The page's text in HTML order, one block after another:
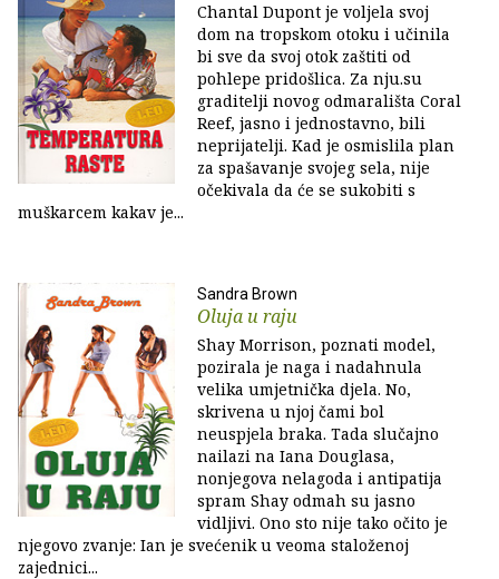
Chantal Dupont je voljela svoj
dom na tropskom otoku i učinila
bi sve da svoj otok zaštiti od
pohlepe pridošlica. Za nju.su
graditelji novog odmarališta Coral
Reef, jasno i jednostavno, bili
neprijatelji. Kad je osmislila plan
za spašavanje svojeg sela, nije
očekivala da će se sukobiti s
muškarcem kakav je...
Sandra Brown
Oluja u raju
Shay Morrison, poznati model,
pozirala je naga i nadahnula
velika umjetnička djela. No,
skrivena u njoj čami bol
neuspjela braka. Tada slučajno
nailazi na Iana Douglasa,
nonjegova nelagoda i antipatija
spram Shay odmah su jasno
vidljivi. Ono sto nije tako očito je
njegovo zvanje: Ian je svećenik u veoma staloženoj
zajednici...